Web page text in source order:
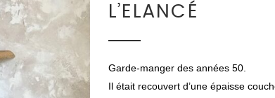
L’ELANCÉ
Garde-manger des années 50.
Il était recouvert d’une épaisse